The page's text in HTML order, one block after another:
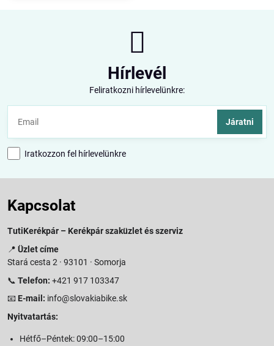
Hírlevél
Feliratkozni hírlevelünkre:
Járatni
Iratkozzon fel hírlevelünkre
Kapcsolat
TutiKerékpár – Kerékpár szaküzlet és szerviz
📍 Üzlet címe
Stará cesta 2 · 93101 · Somorja
📞 Telefon: +421 917 103347
📧 E-mail: info@slovakiabike.sk
Nyitvatartás:
Hétfő–Péntek: 09:00–15:00